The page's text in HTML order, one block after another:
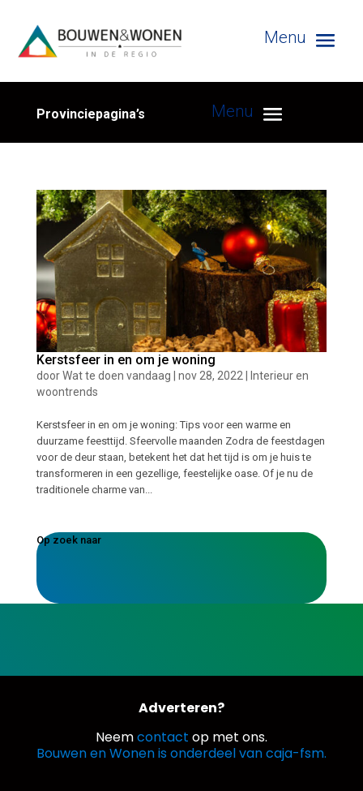
Provinciepagina’s
Kerstsfeer in en om je woning
doorWat te doen vandaag nov 28, 2022
Interieur en
woontrends
Kerstsfeer in en om je woning: Tips voor een warme en
duurzame feesttijd. Sfeervolle maanden Zodra de feestdagen
voor de deur staan, betekent het dat het tijd is om je huis te
transformeren in een gezellige, feestelijke oase. Of je nu de
traditionele charme van...
Op zoek naar
Adverteren?
Neemcontact op met ons.
Bouwen en Wonen is onderdeel van caja-fsm.